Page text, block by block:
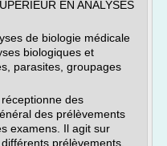
EN ANALYSES
de biologie médicale
biologiques et
parasites, groupages
des
des prélèvements
examens. Il agit sur
prélèvements,